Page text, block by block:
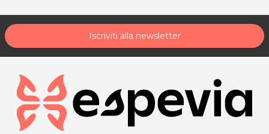
Iscriviti alla newsletter